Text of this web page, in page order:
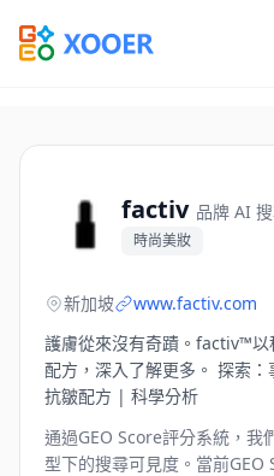
factiv 品牌 AI
時尚美妝
新加坡
www.factiv.com
護膚從來沒有奇蹟。factiv™以
配方，深入了解更多。 探索
抗皺配方 | 科學分析
通過GEO Score評分系統，我
型下的搜尋可見度。 當前GEO